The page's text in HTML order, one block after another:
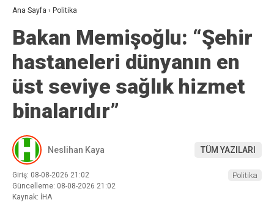
Ana Sayfa › Politika
Bakan Memişoğlu: “Şehir
hastaneleri dünyanın en
üst seviye sağlık hizmet
binalarıdır”
Neslihan Kaya TÜM YAZILARI
Giriş: 08-08-2026 21:02
Güncelleme: 08-08-2026 21:02
Kaynak: İHA
Politika